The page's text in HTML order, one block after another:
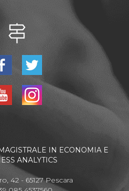
IN ECONOMIA E
ANALYTICS
42 - 65127 Pescara